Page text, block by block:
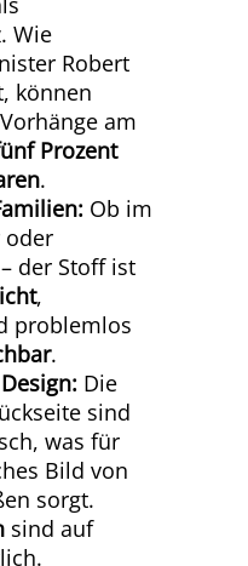
Wie
Robert
können
am
Prozent
.
Ob im
oder
der Stoff ist
,
problemlos
.
Die
sind
was für
Bild von
sorgt.
sind auf